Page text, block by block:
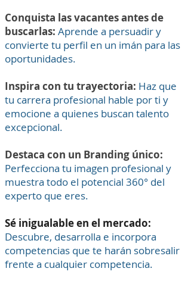
Conquista las vacantes antes de
buscarlas: Aprende a persuadir y
convierte tu perfil en un imán para las
oportunidades.
Inspira con tu trayectoria: Haz que
tu carrera profesional hable por ti y
emocione a quienes buscan talento
excepcional.
Destaca con un Branding único:
Perfecciona tu imagen profesional y
muestra todo el potencial 360° del
experto que eres.
Sé inigualable en el mercado:
Descubre, desarrolla e incorpora
competencias que te harán sobresalir
frente a cualquier competencia.